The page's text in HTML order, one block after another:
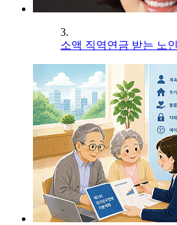
3.
소액 직역연금 받는 노